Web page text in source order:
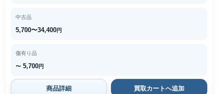
中古品
5,700〜34,400円
傷有り品
〜 5,700円
商品詳細 買取カートへ追加